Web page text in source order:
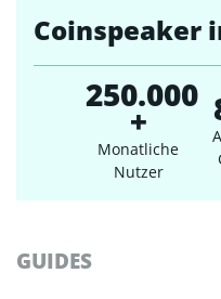
Coinspeaker
250.000
+
Monatliche
Nutzer
GUIDES